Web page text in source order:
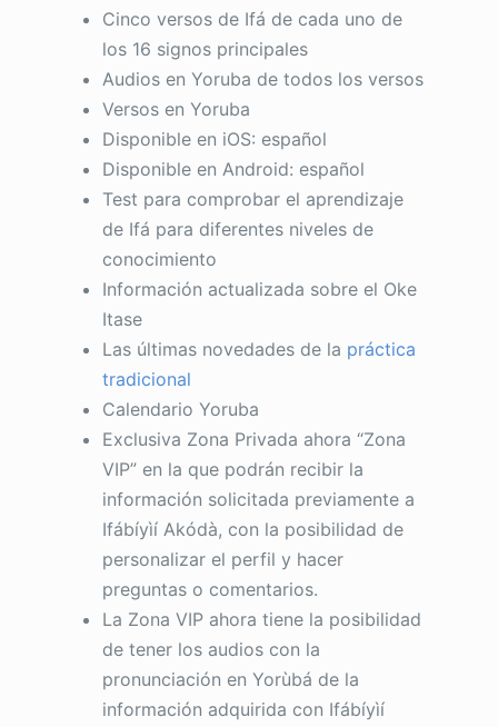
Cinco versos de Ifá de cada uno de
los 16 signos principales
Audios en Yoruba de todos los versos
Versos en Yoruba
Disponible en iOS: español
Disponible en Android: español
Test para comprobar el aprendizaje
de Ifá para diferentes niveles de
conocimiento
Información actualizada sobre el Oke
Itase
Las últimas novedades de la práctica
tradicional
Calendario Yoruba
Exclusiva Zona Privada ahora “Zona
VIP” en la que podrán recibir la
información solicitada previamente a
Ifábíyìí Akódà, con la posibilidad de
personalizar el perfil y hacer
preguntas o comentarios.
La Zona VIP ahora tiene la posibilidad
de tener los audios con la
pronunciación en Yorùbá de la
información adquirida con Ifábíyìí